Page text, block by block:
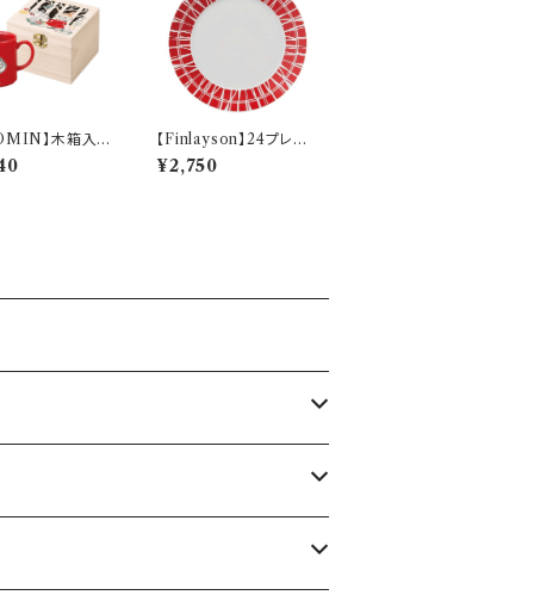
】木箱入マ
リトルミイ)【M
】MM16001
【Finlayson】24プレー
ト（レッド）【コロナ】
¥2,750